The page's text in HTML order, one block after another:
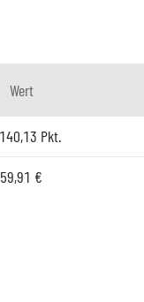
Wert
Pkt.
59,91 €